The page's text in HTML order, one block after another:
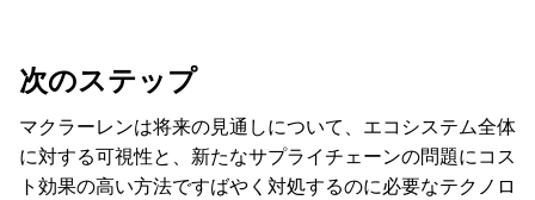
次のステップ
マクラーレンは将来の見通しについて、エコシステム全体
に対する可視性と、新たなサプライチェーンの問題にコス
ト効果の高い方法ですばやく対処するのに必要なテクノロ